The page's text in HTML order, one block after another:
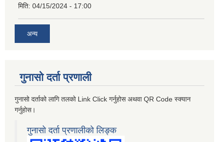
मिति: 04/15/2024 - 17:00
अन्य
गुनासो दर्ता प्रणाली
गुनासो दर्ताको लागि तलको Link Click गर्नुहोस अथवा QR Code स्क्यान
गर्नुहोस।
गुनासो दर्ता प्रणालीको लिङ्क